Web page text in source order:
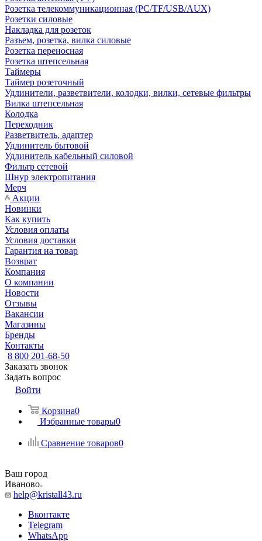
Розетка телекоммуникационная (PC/TF/USB/AUX)
Розетки силовые
Накладка для розеток
Разъем, розетка, вилка силовые
Розетка переносная
Розетка штепсельная
Таймеры
Таймер розеточный
Удлинители, разветвители, колодки, вилки, сетевые фильтры
Вилка штепсельная
Колодка
Переходник
Разветвитель, адаптер
Удлинитель бытовой
Удлинитель кабельный силовой
Фильтр сетевой
Шнур электропитания
Мерч
Акции
Новинки
Как купить
Условия оплаты
Условия доставки
Гарантия на товар
Возврат
Компания
О компании
Новости
Отзывы
Вакансии
Магазины
Бренды
Контакты
8 800 201-68-50
Заказать звонок
Задать вопрос
Войти
Корзина0
Избранные товары0
Сравнение товаров0
Ваш город
Иваново
help@kristall43.ru
Вконтакте
Telegram
WhatsApp